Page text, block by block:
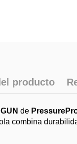
producto
de
combina